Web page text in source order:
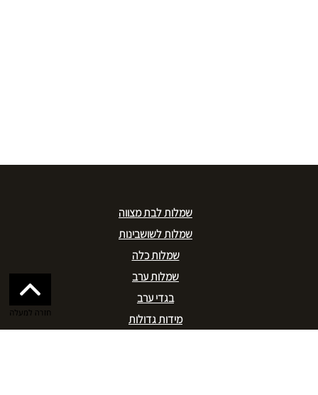
שמלות לבת מצווה
שמלות לשושבינות
שמלות כלה
שמלות ערב
בגדי ערב
מידות גדולות